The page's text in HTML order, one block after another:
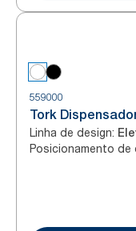
559000
Tork
Linha de design:
Posicionamento de